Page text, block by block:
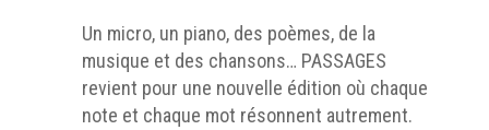
Un micro, un piano, des poèmes, de la
musique et des chansons… PASSAGES
revient pour une nouvelle édition où chaque
note et chaque mot résonnent autrement.